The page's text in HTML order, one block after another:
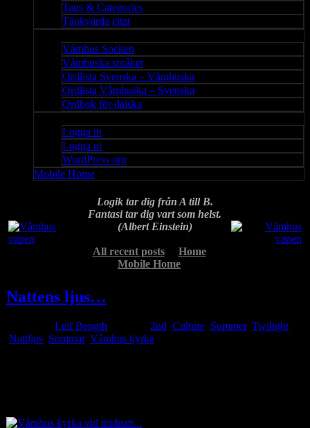
Tags & Categories
Tänkvärda citat
Våmhus Socken
Våmhuska språket
Ordlista Svenska – Våmhuska
Ordlista Våmhuska – Svenska
Ordbok för dalska
Logga in
Logga ut
WordPress org
Mobile Home
Logik tar dig från A till B.
Fantasi tar dig vart som helst.
(Albert Einstein)
All recent posts
Home
Mobile Home
Nattens ljus…
Leif Bength 2nd Culture Summer, Twilight
Nattljus Sommar, Våmhus kyrka